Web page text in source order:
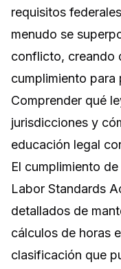
requisitos
menudo se
conflicto, creando
cumplimiento para
Comprender qué
jurisdicciones y
educación legal
El cumplimiento
Labor Standards
detallados de
cálculos de horas
clasificación que